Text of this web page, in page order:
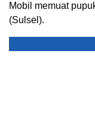
Mobil memuat
(Sulsel).